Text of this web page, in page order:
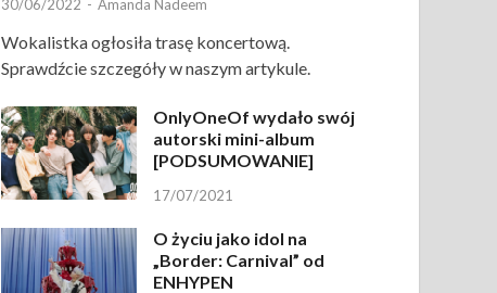
30/06/2022 - Amanda Nadeem
Wokalistka ogłosiła trasę koncertową.
Sprawdźcie szczegóły w naszym artykule.
OnlyOneOf wydało swój
autorski mini-album
[PODSUMOWANIE]
17/07/2021
O życiu jako idol na
„Border: Carnival” od
ENHYPEN